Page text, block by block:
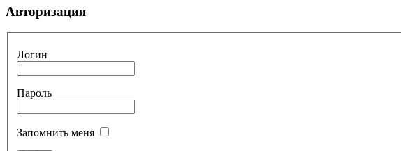
Авторизация
Логин
Пароль
Запомнить меня